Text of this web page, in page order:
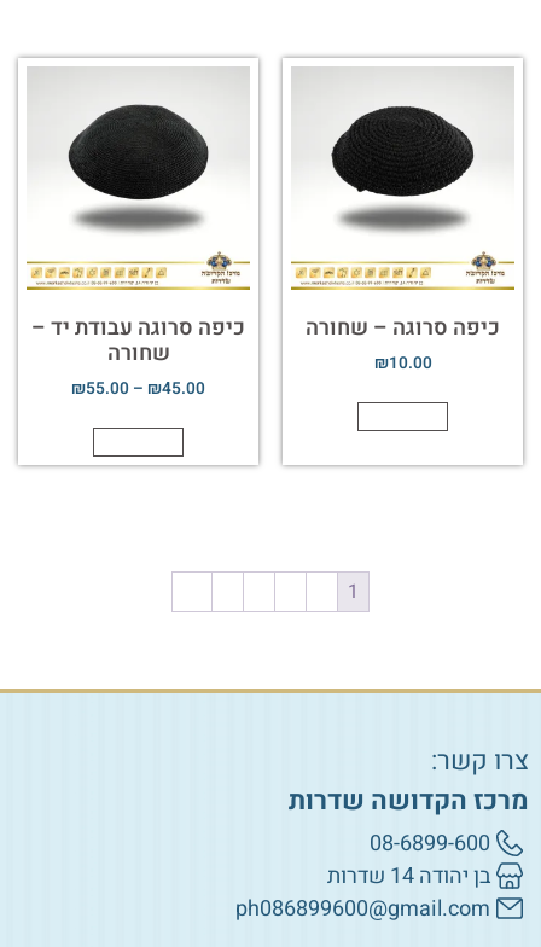
כיפה סרוגה – שחורה
₪10.00
כיפה סרוגה עבודת יד –
שחורה
₪45.00
–
₪55.00
1
צרו קשר:
מרכז הקדושה שדרות
08-6899-600
בן יהודה 14 שדרות
ph086899600@gmail.com